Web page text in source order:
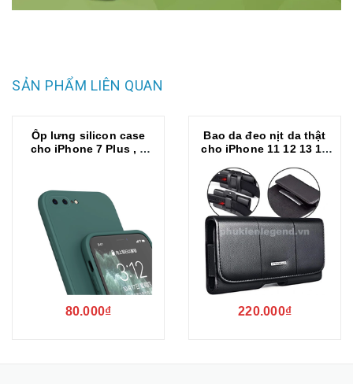
SẢN PHẨM LIÊN QUAN
Ốp lưng silicon case
cho iPhone 7 Plus , 8
gờ bảo vệ camera
80.000₫
Bao da đeo nịt da thật
cho iPhone 11 12 13 14
20 / S22 / S23 ultra và
các dòng máy từ 6.7
inch trở xuống hiệu
HOTCASE Nuoku
Elegant and Royal phiên
bản đeo thắt lưng (có
ngăn đựng thẻ, nắp gập
hít nam châm)
220.000₫